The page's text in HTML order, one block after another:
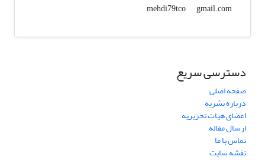
mehdi79tco
gmail.com
دسترسی سریع
صفحه اصلی
درباره نشریه
اعضای هیات تحریریه
ارسال مقاله
تماس با ما
نقشه سایت